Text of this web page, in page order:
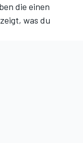
die einen
was du